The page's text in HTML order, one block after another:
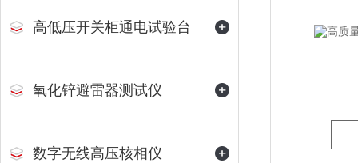
高低压开关柜通电试验台
氧化锌避雷器测试仪
数字无线高压核相仪